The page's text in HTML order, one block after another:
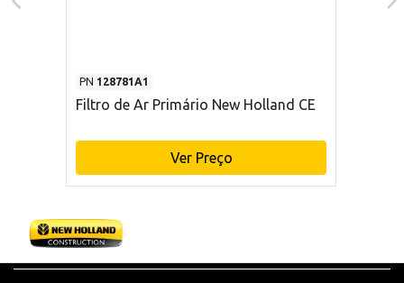
PN 128781A1
Filtro de Ar Primário New Holland CE
Ver Preço